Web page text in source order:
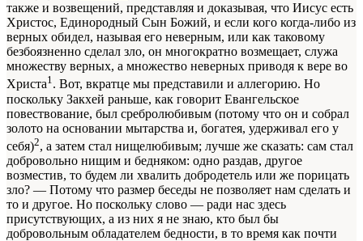
также и возвещений, представляя и доказывая, что Иисус есть
Христос, Единородный Сын Божий, и если кого когда-либо из
верных обидел, называя его неверным, или как таковому
безбоязненно сделал зло, он многократно возмещает, служа
множеству верных, а множество неверных приводя к вере во
Христа1. Вот, вкратце мы представили и аллегорию. Но
поскольку Закхей раньше, как говорит Евангельское
повествование, был сребролюбивым (потому что он и собрал
золото на основании мытарства и, богатея, удерживал его у
себя)2, а затем стал нищелюбивым; лучше же сказать: сам стал
добровольно нищим и бедняком: одно раздав, другое
возместив, то будем ли хвалить добродетель или же порицать
зло? — Потому что размер беседы не позволяет нам сделать и
то и другое. Но поскольку слово — ради нас здесь
присутствующих, а из них я не знаю, кто был бы
добровольным обладателем бедности, в то время как почти